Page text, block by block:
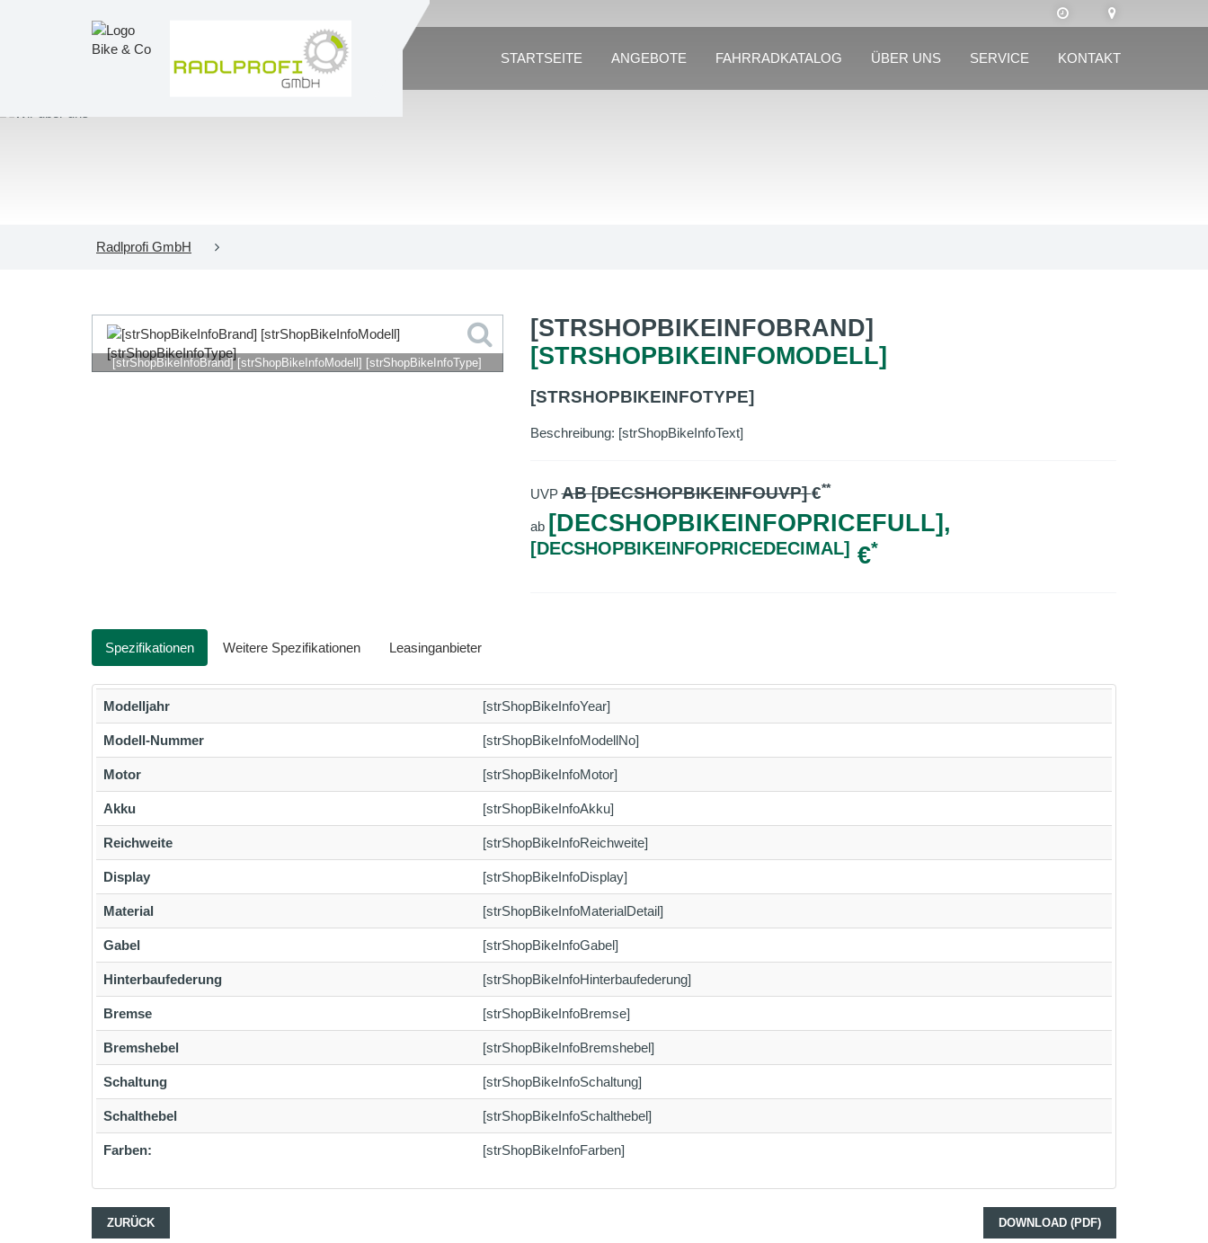
STARTSEITE ANGEBOTE FAHRRADKATALOG ÜBER UNS SERVICE KONTAKT
Radlprofi GmbH
[strShopBikeInfoBrand] [strShopBikeInfoModell] [strShopBikeInfoType]
[STRSHOPBIKEINFOBRAND]
[STRSHOPBIKEINFOMODELL]
[STRSHOPBIKEINFOTYPE]
Beschreibung: [strShopBikeInfoText]
UVPAB [DECSHOPBIKEINFOUVP]€**
ab [DECSHOPBIKEINFOPRICEFULL],
[DECSHOPBIKEINFOPRICEDECIMAL] €*
Spezifikationen Weitere Spezifikationen Leasinganbieter
Modelljahr [strShopBikeInfoYear]
Modell-Nummer [strShopBikeInfoModellNo]
Motor [strShopBikeInfoMotor]
Akku [strShopBikeInfoAkku]
Reichweite [strShopBikeInfoReichweite]
Display [strShopBikeInfoDisplay]
Material [strShopBikeInfoMaterialDetail]
Gabel [strShopBikeInfoGabel]
Hinterbaufederung [strShopBikeInfoHinterbaufederung]
Bremse [strShopBikeInfoBremse]
Bremshebel [strShopBikeInfoBremshebel]
Schaltung [strShopBikeInfoSchaltung]
Schalthebel [strShopBikeInfoSchalthebel]
Farben: [strShopBikeInfoFarben]
ZURÜCK DOWNLOAD (PDF)